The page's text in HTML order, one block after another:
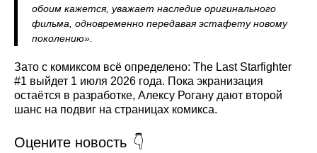
обоим кажется, уважает наследие оригинального
фильма, одновременно передавая эстафету новому
поколению».
Зато с комиксом всё определено: The Last Starfighter
#1 выйдет 1 июля 2026 года. Пока экранизация
остаётся в разработке, Алексу Рогану дают второй
шанс на подвиг на страницах комикса.
Оцените новость